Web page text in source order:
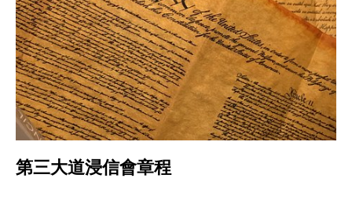
阿爾巴尼亞語
塞爾維亞語 柬埔寨語
第三大道浸信會章程